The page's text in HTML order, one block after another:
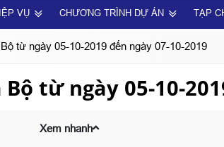
VỤ CHƯƠNG TRÌNH DỰ ÁN TẠP
từ ngày 05-10-2019 đến ngày 07-10-2019
từ ngày 05-10-
Xem nhanh